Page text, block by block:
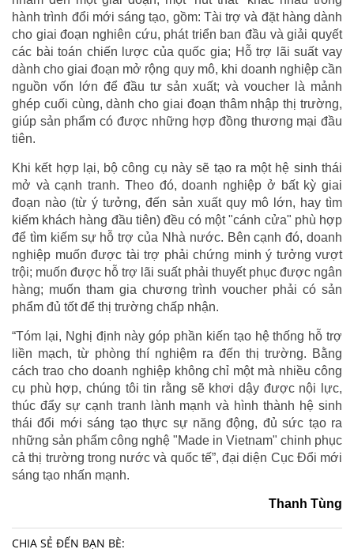
hành trình đổi mới sáng tạo, gồm: Tài trợ và đặt hàng dành
cho giai đoạn nghiên cứu, phát triển ban đầu và giải quyết
các bài toán chiến lược của quốc gia; Hỗ trợ lãi suất vay
dành cho giai đoạn mở rộng quy mô, khi doanh nghiệp cần
nguồn vốn lớn để đầu tư sản xuất; và voucher là mảnh
ghép cuối cùng, dành cho giai đoạn thâm nhập thị trường,
giúp sản phẩm có được những hợp đồng thương mại đầu
tiên.
Khi kết hợp lại, bộ công cụ này sẽ tạo ra một hệ sinh thái
mở và cạnh tranh. Theo đó, doanh nghiệp ở bất kỳ giai
đoạn nào (từ ý tưởng, đến sản xuất quy mô lớn, hay tìm
kiếm khách hàng đầu tiên) đều có một "cánh cửa" phù hợp
để tìm kiếm sự hỗ trợ của Nhà nước. Bên cạnh đó, doanh
nghiệp muốn được tài trợ phải chứng minh ý tưởng vượt
trội; muốn được hỗ trợ lãi suất phải thuyết phục được ngân
hàng; muốn tham gia chương trình voucher phải có sản
phẩm đủ tốt để thị trường chấp nhận.
“Tóm lại, Nghị định này góp phần kiến tạo hệ thống hỗ trợ
liền mạch, từ phòng thí nghiệm ra đến thị trường. Bằng
cách trao cho doanh nghiệp không chỉ một mà nhiều công
cụ phù hợp, chúng tôi tin rằng sẽ khơi dậy được nội lực,
thúc đẩy sự cạnh tranh lành mạnh và hình thành hệ sinh
thái đổi mới sáng tạo thực sự năng động, đủ sức tạo ra
những sản phẩm công nghệ "Made in Vietnam" chinh phục
cả thị trường trong nước và quốc tế”, đại diện Cục Đổi mới
sáng tạo nhấn mạnh.
Thanh Tùng
CHIA SẺ ĐẾN BẠN BÈ: